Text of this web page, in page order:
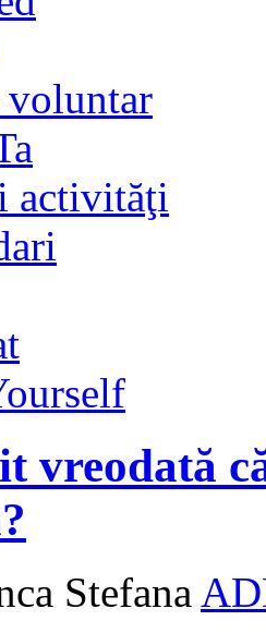
voluntar
activităţi
vreodată
Stefana